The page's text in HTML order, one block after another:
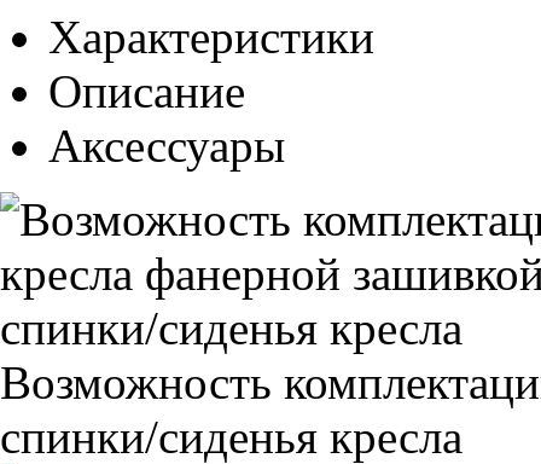
Характеристики
Описание
Аксессуары
Возможность
спинки/сиденья кресла